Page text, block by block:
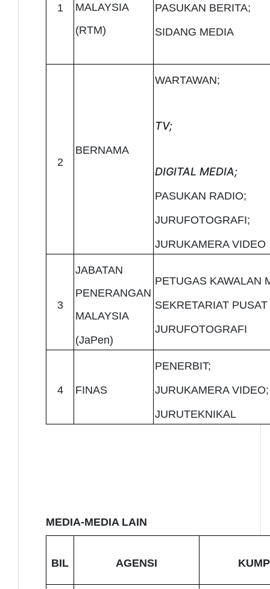
1
MALAYSIA
(RTM)
PASUKAN BERITA;
SIDANG MEDIA
2
BERNAMA
WARTAWAN;
TV;
DIGITAL MEDIA;
PASUKAN RADIO;
JURUFOTOGRAFI;
JURUKAMERA VIDEO
3
JABATAN
PENERANGAN
MALAYSIA
(JaPen)
PETUGAS KAWALAN
SEKRETARIAT
JURUFOTOGRAFI
4 FINAS
PENERBIT;
JURUKAMERA VIDEO;
JURUTEKNIKAL
MEDIA-MEDIA LAIN
BIL AGENSI